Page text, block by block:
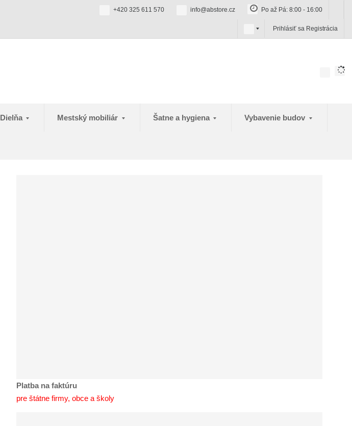
+420 325 611 570 info@abstore.cz Po až Pá: 8:00 - 16:00
s
k
Prihlásiť sa Registrácia
Dielňa Mestský mobiliár Šatne a hygiena Vybavenie budov
Platba na faktúru
pre štátne firmy, obce a školy